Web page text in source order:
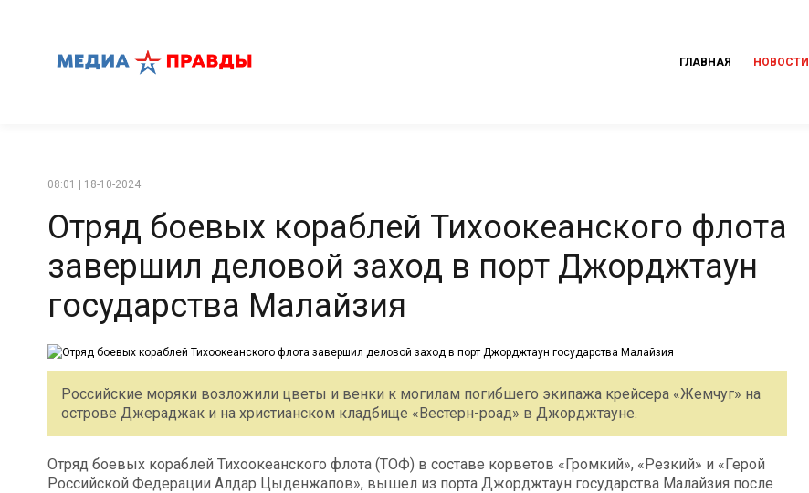
ГЛАВНАЯ НОВОСТИ
08:01 | 18-10-2024
Отряд боевых кораблей Тихоокеанского флота
завершил деловой заход в порт Джорджтаун
государства Малайзия
Российские моряки возложили цветы и венки к могилам погибшего экипажа крейсера «Жемчуг» на
острове Джераджак и на христианском кладбище «Вестерн-роад» в Джорджтауне.
Отряд боевых кораблей Тихоокеанского флота (ТОФ) в составе корветов «Громкий», «Резкий» и «Герой
Российской Федерации Алдар Цыденжапов», вышел из порта Джорджтаун государства Малайзия после